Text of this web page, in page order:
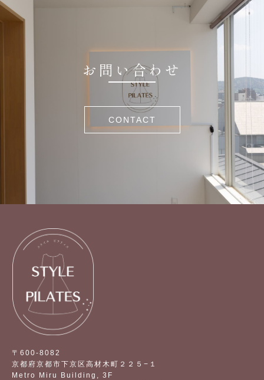
お問い合わせ
CONTACT
〒600-8082
京都府京都市下京区高材木町２２５−１
Metro Miru Building, 3F